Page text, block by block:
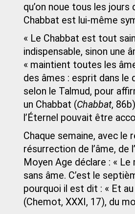
qu’on noue tous les
Chabbat est lui-même
« Le Chabbat est tout
indispensable, sinon une
« maintient toutes les
des âmes : esprit dans le
selon le Talmud, pour
un Chabbat (Chabbat,
l’Éternel pouvait être
Chaque semaine, avec le
résurrection de l’âme, de
Moyen Age déclare : «
sans âme. C’est le
pourquoi il est dit : « Et
(Chemot, XXXI, 17), du